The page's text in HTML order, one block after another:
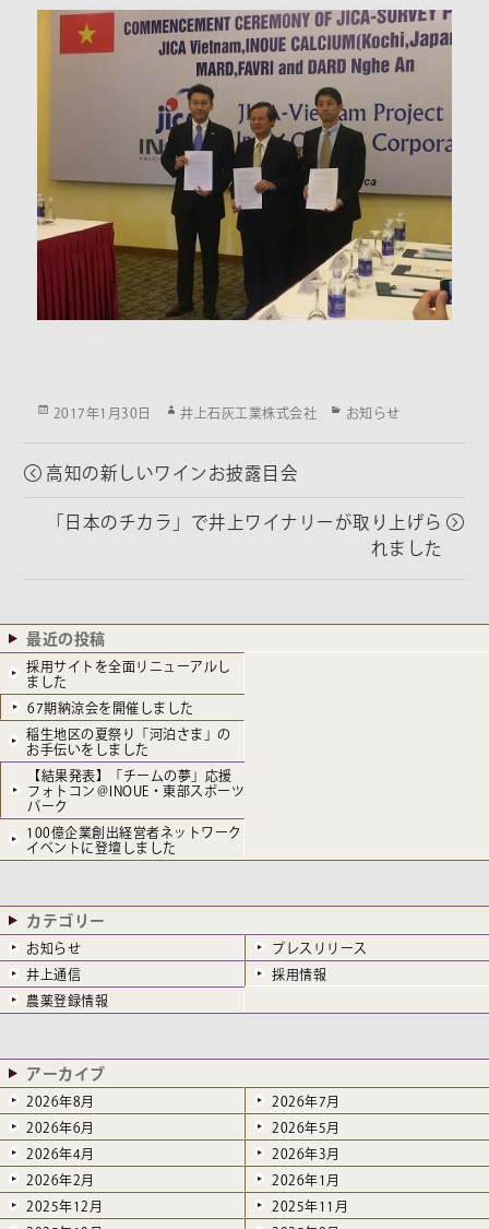
Posted
2017年1月30日 Author
井上石灰工業株式会社 Categories
お知らせ
高知の新しいワインお披露目会
「日本のチカラ」で井上ワイナリーが取り上げら
れました
最近の投稿
採用サイトを全面リニューアルし
ました
67期納涼会を開催しました
稲生地区の夏祭り「河泊さま」の
お手伝いをしました
【結果発表】「チームの夢」応援
フォトコン＠INOUE・東部スポーツ
パーク
100億企業創出経営者ネットワーク
イベントに登壇しました
カテゴリー
お知らせ
プレスリリース
井上通信
採用情報
農薬登録情報
アーカイブ
2026年8月
2026年7月
2026年6月
2026年5月
2026年4月
2026年3月
2026年2月
2026年1月
2025年12月
2025年11月